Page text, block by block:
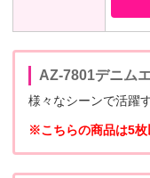
AZ-7801デニム
様々なシーンで活躍
※こちらの商品は5枚